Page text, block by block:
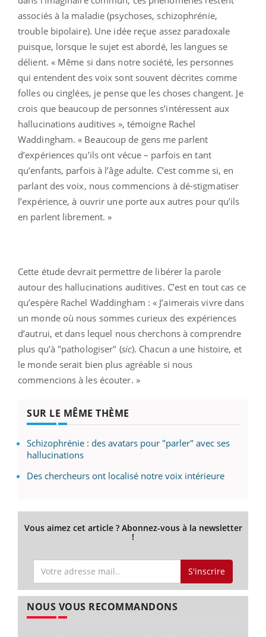
associés à la maladie (psychoses, schizophrénie,
trouble bipolaire). Une idée reçue assez paradoxale
puisque, lorsque le sujet est abordé, les langues se
délient. « Même si dans notre société, les personnes
qui entendent des voix sont souvent décrites comme
folles ou cinglées, je pense que les choses changent. Je
crois que beaucoup de personnes s’intéressent aux
hallucinations auditives », témoigne Rachel
Waddingham. « Beaucoup de gens me parlent
d’expériences qu’ils ont vécue – parfois en tant
qu’enfants, parfois à l’âge adulte. C’est comme si, en
parlant des voix, nous commencions à dé-stigmatiser
l’expérience, à ouvrir une porte aux autres pour qu’ils
en parlent librement. »
Cette étude devrait permettre de libérer la parole
autour des hallucinations auditives. C’est en tout cas ce
qu’espère Rachel Waddingham : « J’aimerais vivre dans
un monde où nous sommes curieux des expériences
d’autrui, et dans lequel nous cherchons à comprendre
plus qu’à "pathologiser" (sic). Chacun a une histoire, et
le monde serait bien plus agréable si nous
commencions à les écouter. »
SUR LE MÊME THÈME
Schizophrénie : des avatars pour "parler" avec ses
hallucinations
Des chercheurs ont localisé notre voix intérieure
Vous aimez cet article ? Abonnez-vous à la newsletter
!
S'inscrire
NOUS VOUS RECOMMANDONS